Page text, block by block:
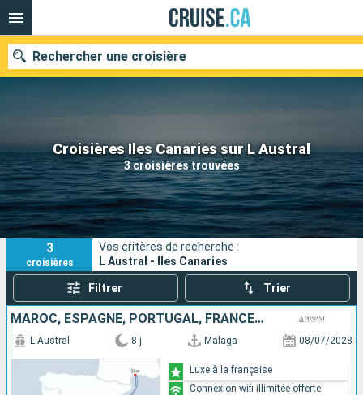
Croisières Iles Canaries sur L Austral
3 croisières trouvées
Rechercher une croisière
Nos destinations
Mois de départ
Ports Compagnies
Rechercher
3
croisières
Vos critères de recherche :
L Austral - Iles Canaries
Filtrer Trier
MAROC, ESPAGNE, PORTUGAL, FRANCE, AFRIQUE DU SUD
L Austral 8 j Malaga 08/07/2028
Luxe à la française
Connexion wifi illimitée offerte